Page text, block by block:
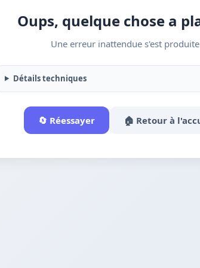
Oups, quelque chose a
Une erreur inattendue s'est
Détails techniques
🔄 Réessayer 🏠 Retour à